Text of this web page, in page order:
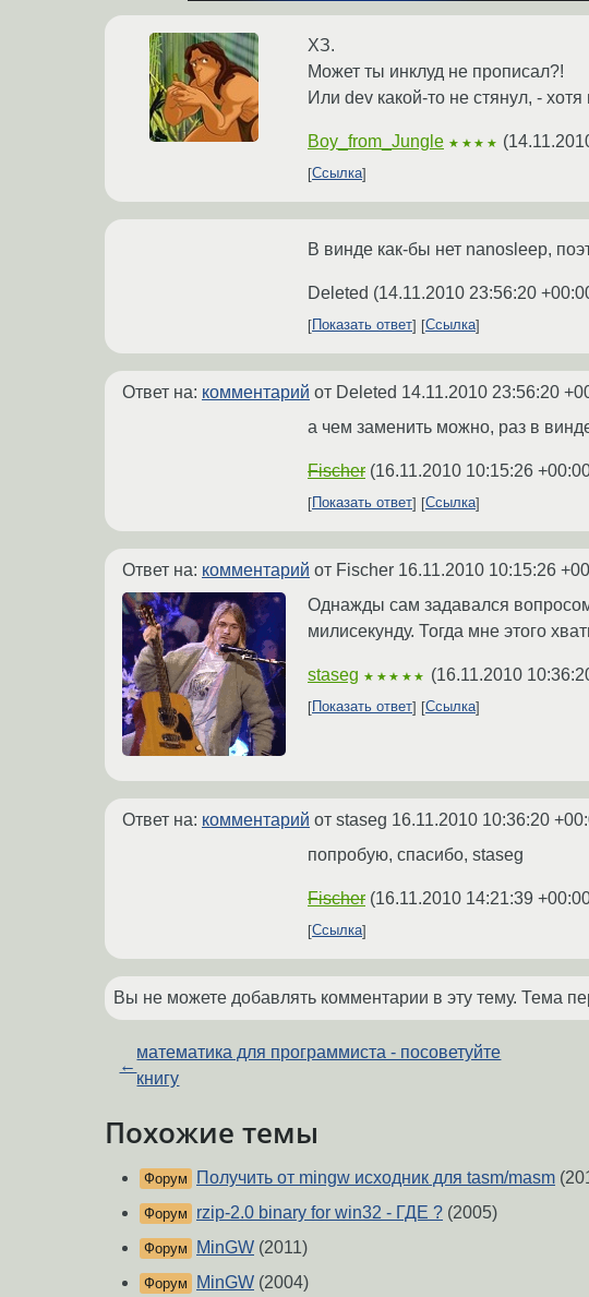
ХЗ.
Может ты инклуд не прописал?!
Или dev какой-то не стянул, - хотя
Boy_from_Jungle ★★★★ (
Ссылка
В винде как-бы нет nanosleep,
Deleted (14.11.2010 23:56:20
Показать ответ Ссылка
Ответ на: комментарий от Deleted 14.11.2010 23:56:20
а чем заменить можно, раз в
Fischer (16.11.2010 10:15:26
Показать ответ
Ссылка
Ответ на: комментарий от Fischer 16.11.2010 10:15:26
Однажды сам задавался
милисекунду. Тогда мне этого
staseg ★★★★★ (16.11.2010
Показать ответ Ссылка
Ответ на: комментарий от staseg 16.11.2010 10:36:20
попробую, спасибо, staseg
Fischer (16.11.2010 14:21:39
Ссылка
Вы не можете добавлять комментарии в эту тему. Тема
←
математика для программиста - посоветуйте
книгу
Похожие темы
Форум Получить от mingw исходник для tasm/masm
Форум rzip-2.0 binary for win32 - ГДЕ ? (2005)
Форум MinGW (2011)
Форум MinGW (2004)